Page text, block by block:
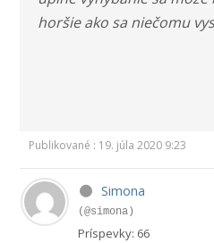
horšie ako sa niečomu
Publikované : 19. júla 2020 9:23
Simona
(@simona)
Príspevky: 66